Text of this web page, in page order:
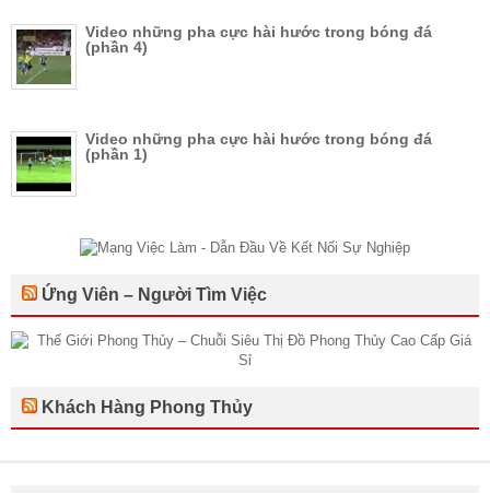
Video những pha cực hài hước trong bóng đá
(phần 4)
Video những pha cực hài hước trong bóng đá
(phần 1)
Ứng Viên – Người Tìm Việc
Khách Hàng Phong Thủy